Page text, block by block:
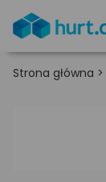
Strona główna >